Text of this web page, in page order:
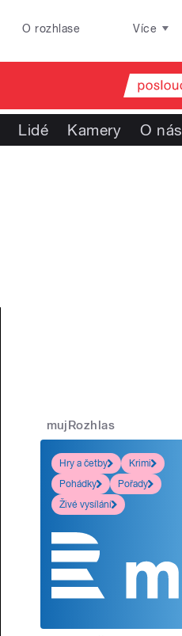
O rozhlase Více
Lidé Kamery O nás
mujRozhlas
Hry a četby
Krimi
Pohádky
Pořady
Živé vysílání